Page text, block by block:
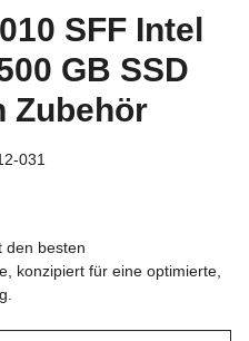
SFF Intel
GB SSD
Zubehör
031
den besten
konzipiert für eine optimierte,